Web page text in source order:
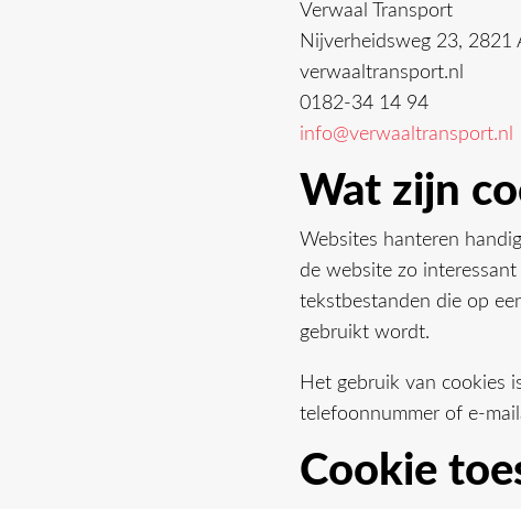
Verwaal Transport
Nijverheidsweg 23, 2821
verwaaltransport.nl
0182-34 14 94
info@verwaaltransport.nl
Wat zijn
Websites hanteren
de website zo
tekstbestanden die op
gebruikt wordt.
Het gebruik van cookies
telefoonnummer of e-
Cookie